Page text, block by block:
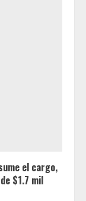
el cargo,
$1.7 mil